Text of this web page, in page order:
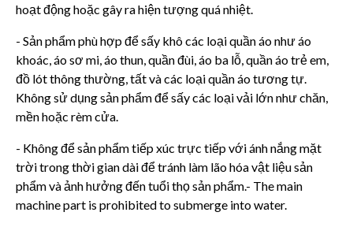
hoạt động hoặc gây ra hiện tượng quá nhiệt.
- Sản phẩm phù hợp để sấy khô các loại quần áo như áo
khoác, áo sơ mi, áo thun, quần đùi, áo ba lỗ, quần áo trẻ em,
đồ lót thông thường, tất và các loại quần áo tương tự.
Không sử dụng sản phẩm để sấy các loại vải lớn như chăn,
mền hoặc rèm cửa.
- Không để sản phẩm tiếp xúc trực tiếp với ánh nắng mặt
trời trong thời gian dài để tránh làm lão hóa vật liệu sản
phẩm và ảnh hưởng đến tuổi thọ sản phẩm.- The main
machine part is prohibited to submerge into water.